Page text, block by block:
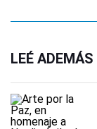
LEÉ ADEMÁS